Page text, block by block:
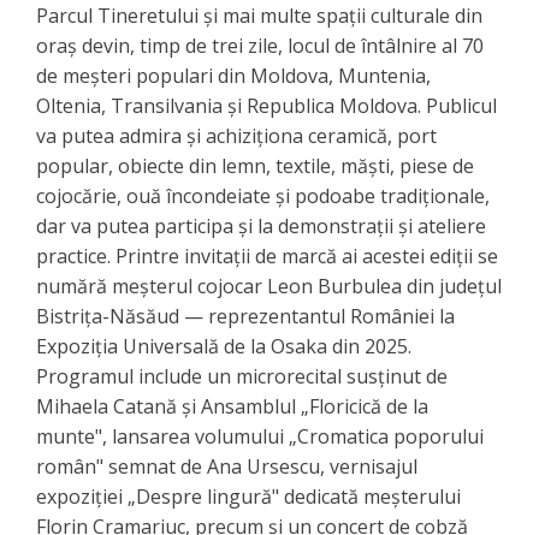
Parcul Tineretului și mai multe spații culturale din
oraș devin, timp de trei zile, locul de întâlnire al 70
de meșteri populari din Moldova, Muntenia,
Oltenia, Transilvania și Republica Moldova. Publicul
va putea admira și achiziționa ceramică, port
popular, obiecte din lemn, textile, măști, piese de
cojocărie, ouă încondeiate și podoabe tradiționale,
dar va putea participa și la demonstrații și ateliere
practice. Printre invitații de marcă ai acestei ediții se
numără meșterul cojocar Leon Burbulea din județul
Bistrița-Năsăud — reprezentantul României la
Expoziția Universală de la Osaka din 2025.
Programul include un microrecital susținut de
Mihaela Catană și Ansamblul „Floricică de la
munte", lansarea volumului „Cromatica poporului
român" semnat de Ana Ursescu, vernisajul
expoziției „Despre lingură" dedicată meșterului
Florin Cramariuc, precum și un concert de cobză